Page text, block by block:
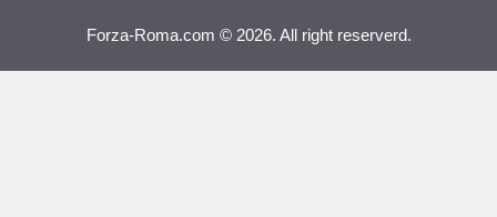
Forza-Roma.com © 2026. All right reserverd.